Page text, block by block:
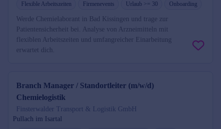
Flexible Arbeitszeiten Firmenevents Urlaub >= 30 Onboarding
Werde Chemielaborant in Bad Kissingen und trage zur
Patientensicherheit bei. Analyse von Arzneimitteln mit
flexiblen Arbeitszeiten und umfangreicher Einarbeitung
erwartet dich.
Branch Manager / Standortleiter (m/w/d)
Chemielogistik
Finsterwalder Transport & Logistik GmbH
Pullach im Isartal